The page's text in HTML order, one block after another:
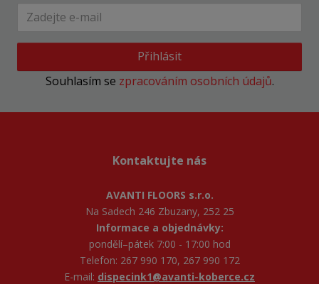
Přihlásit
Souhlasím se zpracováním osobních údajů.
Kontaktujte nás
AVANTI FLOORS s.r.o.
Na Sadech 246 Zbuzany, 252 25
Informace a objednávky:
pondělí–pátek 7:00 - 17:00 hod
Telefon: 267 990 170, 267 990 172
E-mail: dispecink1@avanti-koberce.cz